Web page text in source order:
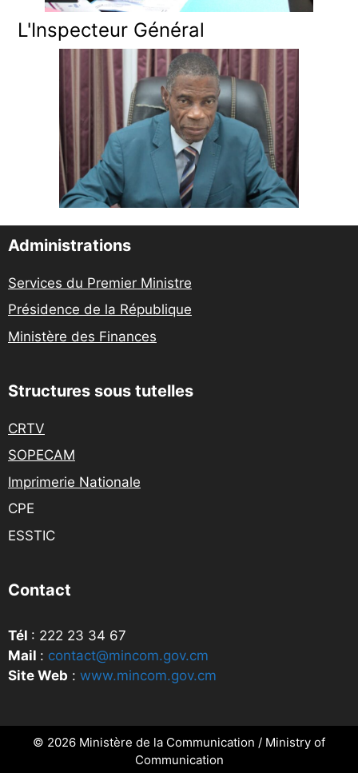
L'Inspecteur Général
Administrations
Services du Premier Ministre
Présidence de la République
Ministère des Finances
Structures sous tutelles
CRTV
SOPECAM
Imprimerie Nationale
CPE
ESSTIC
Contact
Tél : 222 23 34 67
Mail : contact@mincom.gov.cm
Site Web : www.mincom.gov.cm
© 2026 Ministère de la Communication / Ministry of
Communication